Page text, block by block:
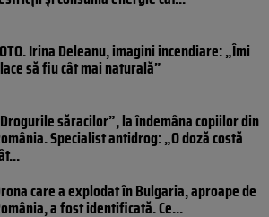
Irina Deleanu, imagini incendiare: „Îmi
să fiu cât mai naturală”
săracilor”, la îndemâna copiilor din
Specialist antidrog: „O doză costă
care a explodat în Bulgaria, aproape de
a fost identificată. Ce...